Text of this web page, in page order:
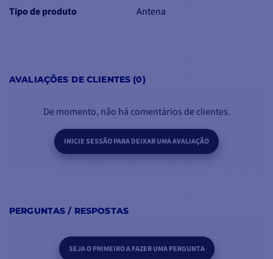
Tipo de produto Antena
AVALIAÇÕES DE CLIENTES (0)
De momento, não há comentários de clientes.
INICIE SESSÃO PARA DEIXAR UMA AVALIAÇÃO
PERGUNTAS / RESPOSTAS
SEJA O PRIMEIRO A FAZER UMA PERGUNTA